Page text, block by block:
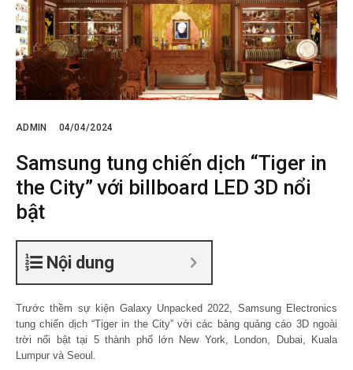
ADMIN 04/04/2024
Samsung tung chiến dịch “Tiger in
the City” với billboard LED 3D nổi
bật
Nội dung
Trước thềm sự kiện Galaxy Unpacked 2022, Samsung Electronics
tung chiến dịch “Tiger in the City” với các bảng quảng cáo 3D ngoài
trời nổi bật tại 5 thành phố lớn New York, London, Dubai, Kuala
Lumpur và Seoul.